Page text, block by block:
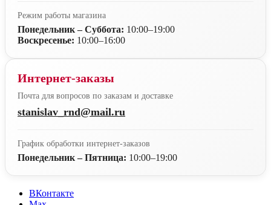
Режим работы магазина
Понедельник – Суббота: 10:00–19:00
Воскресенье: 10:00–16:00
Интернет-заказы
Почта для вопросов по заказам и доставке
stanislav_rnd@mail.ru
График обработки интернет-заказов
Понедельник – Пятница: 10:00–19:00
ВКонтакте